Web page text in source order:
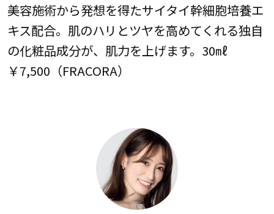
美容施術から発想を得たサイタイ幹細胞培養エ
キス配合。肌のハリとツヤを高めてくれる独自
の化粧品成分が、肌力を上げます。30㎖
￥7,500（FRACORA）